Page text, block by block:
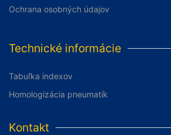
Ochrana osobných údajov
Technické informácie
Tabuľka indexov
Homologizácia pneumatík
Kontakt